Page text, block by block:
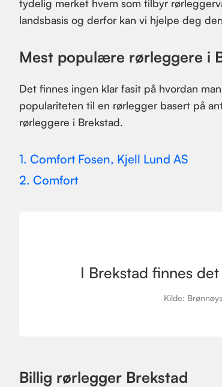
tydelig merket hvem som tilbyr
landsbasis og derfor kan vi hjelpe deg
Mest populære rørleggere i
Det finnes ingen klar fasit på hvordan
populariteten til en rørlegger basert på
rørleggere i Brekstad.
1. Comfort Fosen, Kjell Lund AS
2. Comfort
I Brekstad finnes det
Kilde:
Billig rørlegger Brekstad